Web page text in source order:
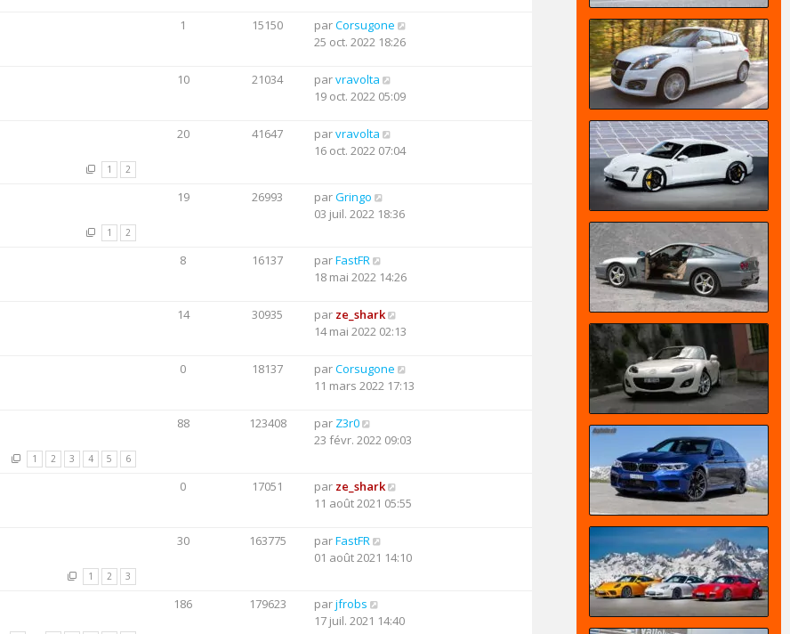
1 15150 parCorsugone
25 oct. 2022 18:26
10 21034 parvravolta
19 oct. 2022 05:09
1 2
20 41647 parvravolta
16 oct. 2022 07:04
1 2
19 26993 parGringo
03 juil. 2022 18:36
8 16137 parFastFR
18 mai 2022 14:26
14 30935 par ze_shark
14 mai 2022 02:13
0 18137 parCorsugone
11 mars 2022 17:13
1 2 3 4 5 6
88 123408 par Z3r0
23 févr. 2022 09:03
0 17051 par ze_shark
11 août 2021 05:55
1 2 3
30 163775 parFastFR
01 août 2021 14:10
186 179623 parjfrobs
17 juil. 2021 14:40